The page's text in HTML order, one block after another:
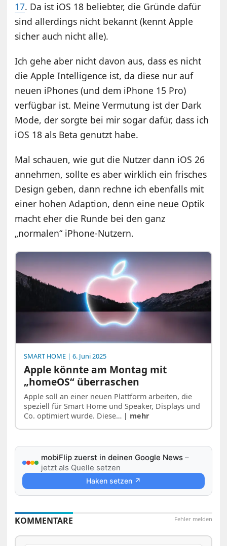
17. Da ist iOS 18 beliebter, die Gründe dafür
sind allerdings nicht bekannt (kennt Apple
sicher auch nicht alle).
Ich gehe aber nicht davon aus, dass es nicht
die Apple Intelligence ist, da diese nur auf
neuen iPhones (und dem iPhone 15 Pro)
verfügbar ist. Meine Vermutung ist der Dark
Mode, der sorgte bei mir sogar dafür, dass ich
iOS 18 als Beta genutzt habe.
Mal schauen, wie gut die Nutzer dann iOS 26
annehmen, sollte es aber wirklich ein frisches
Design geben, dann rechne ich ebenfalls mit
einer hohen Adaption, denn eine neue Optik
macht eher die Runde bei den ganz
„normalen“ iPhone-Nutzern.
SMART HOME | 6. Juni 2025
Apple könnte am Montag mit
„homeOS“ überraschen
Apple soll an einer neuen Plattform arbeiten, die
speziell für Smart Home und Speaker, Displays und
Co. optimiert wurde. Diese… | mehr
mobiFlip zuerst in deinen Google News –
jetzt als Quelle setzen
Haken setzen ↗
Fehler melden
KOMMENTARE